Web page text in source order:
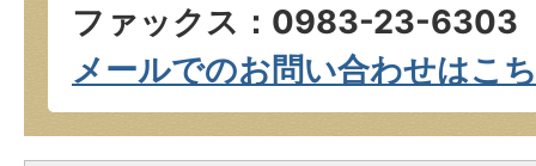
ファックス：0983-23-6303
メールでのお問い合わせはこ